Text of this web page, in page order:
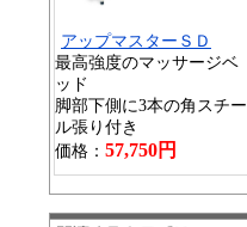
アップマスターＳＤ
最高強度のマッサージベ
ッド
脚部下側に3本の角スチー
ル張り付き
価格： 57,750円